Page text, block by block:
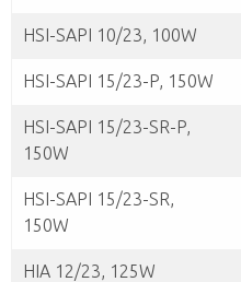
HSI-SAPI 10/23, 100W
HSI-SAPI 15/23-P, 150W
HSI-SAPI 15/23-SR-P,
150W
HSI-SAPI 15/23-SR,
150W
HIA 12/23, 125W